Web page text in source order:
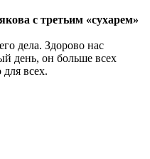
с третьим «сухарем»
дела. Здорово нас
день, он больше всех
всех.